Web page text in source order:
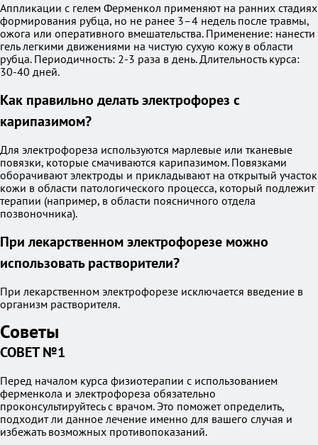
Аппликации с гелем Ферменкол применяют на ранних стадиях
формирования рубца, но не ранее 3–4 недель после травмы,
ожога или оперативного вмешательства. Применение: нанести
гель легкими движениями на чистую сухую кожу в области
рубца. Периодичность: 2-3 раза в день. Длительность курса:
30-40 дней.
Как правильно делать электрофорез с
карипазимом?
Для электрофореза используются марлевые или тканевые
повязки, которые смачиваются карипазимом. Повязками
оборачивают электроды и прикладывают на открытый участок
кожи в области патологического процесса, который подлежит
терапии (например, в области поясничного отдела
позвоночника).
При лекарственном электрофорезе можно
использовать растворители?
При лекарственном электрофорезе исключается введение в
организм растворителя.
Советы
СОВЕТ №1
Перед началом курса физиотерапии с использованием
ферменкола и электрофореза обязательно
проконсультируйтесь с врачом. Это поможет определить,
подходит ли данное лечение именно для вашего случая и
избежать возможных противопоказаний.